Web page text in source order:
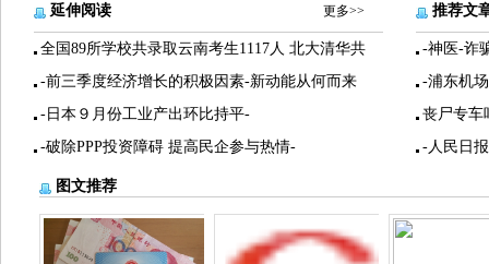
延伸阅读 更多>>
全国89所学校共录取云南考生1117人 北大清华共
-前三季度经济增长的积极因素-新动能从何而来
-日本９月份工业产出环比持平-
-破除PPP投资障碍 提高民企参与热情-
推荐文
-神医-诈
-浦东机
丧尸专车
-人民日
图文推荐